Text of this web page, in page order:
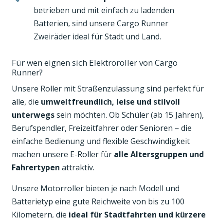
betrieben und mit einfach zu ladenden
Batterien, sind unsere Cargo Runner
Zweiräder ideal für Stadt und Land.
Für wen eignen sich Elektroroller von Cargo
Runner?
Unsere Roller mit Straßenzulassung sind perfekt für
alle, die umweltfreundlich, leise und stilvoll
unterwegssein möchten. Ob Schüler (ab 15 Jahren),
Berufspendler, Freizeitfahrer oder Senioren – die
einfache Bedienung und flexible Geschwindigkeit
machen unsere E-Roller für alle Altersgruppen und
Fahrertypen attraktiv.
Unsere Motorroller bieten je nach Modell und
Batterietyp eine gute Reichweite von bis zu 100
Kilometern, die ideal für Stadtfahrten und kürzere